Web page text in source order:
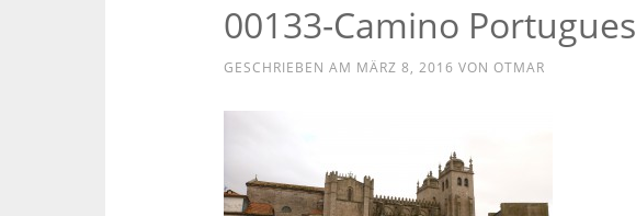
00133-Camino Portugues
GESCHRIEBEN AM MÄRZ 8, 2016 VON OTMAR